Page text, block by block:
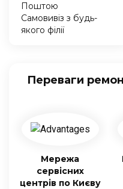
Поштою
Самовивіз з будь-
якого філії
Переваги
Мережа
сервісних
центрів по Києву